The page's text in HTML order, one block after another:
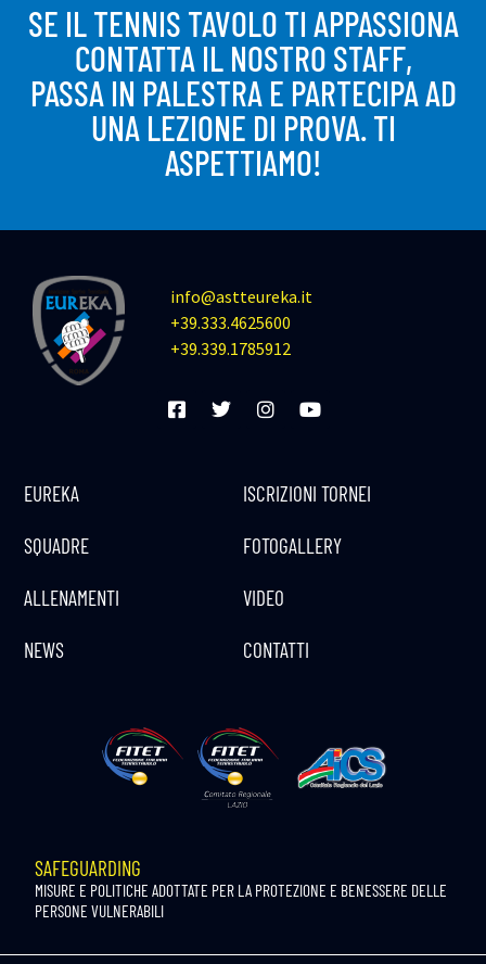
SE IL TENNIS TAVOLO TI APPASSIONA
CONTATTA IL NOSTRO STAFF,
PASSA IN PALESTRA E PARTECIPA AD
UNA LEZIONE DI PROVA. TI
ASPETTIAMO!
info@astteureka.it
+39.333.4625600
+39.339.1785912
EUREKA
SQUADRE
ALLENAMENTI
NEWS
ISCRIZIONI TORNEI
FOTOGALLERY
VIDEO
CONTATTI
SAFEGUARDING
MISURE E POLITICHE ADOTTATE PER LA PROTEZIONE E BENESSERE DELLE
PERSONE VULNERABILI